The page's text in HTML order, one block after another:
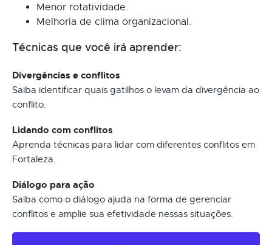
Menor rotatividade.
Melhoria de clima organizacional.
Técnicas que você irá aprender:
Divergências e conflitos
Saiba identificar quais gatilhos o levam da divergência ao
conflito.
Lidando com conflitos
Aprenda técnicas para lidar com diferentes conflitos em
Fortaleza.
Diálogo para ação
Saiba como o diálogo ajuda na forma de gerenciar
conflitos e amplie sua efetividade nessas situações.